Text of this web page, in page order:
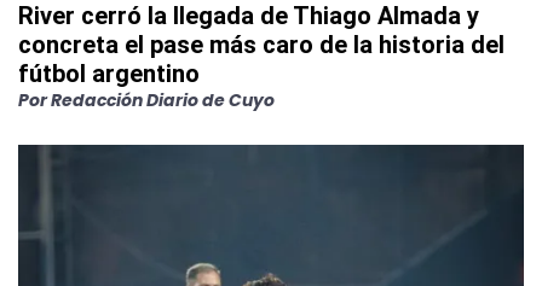
River cerró la llegada de Thiago Almada y
concreta el pase más caro de la historia del
fútbol argentino
PorRedacción Diario de Cuyo